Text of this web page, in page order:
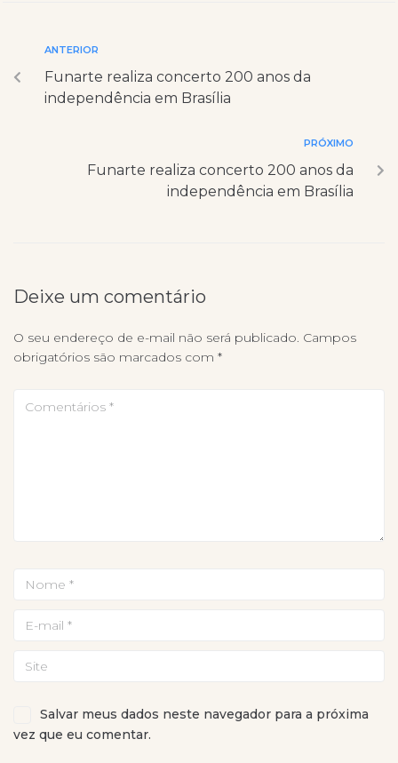
ANTERIOR
Funarte realiza concerto 200 anos da
independência em Brasília
PRÓXIMO
Funarte realiza concerto 200 anos da
independência em Brasília
Deixe um comentário
O seu endereço de e-mail não será publicado. Campos
obrigatórios são marcados com *
Salvar meus dados neste navegador para a próxima
vez que eu comentar.